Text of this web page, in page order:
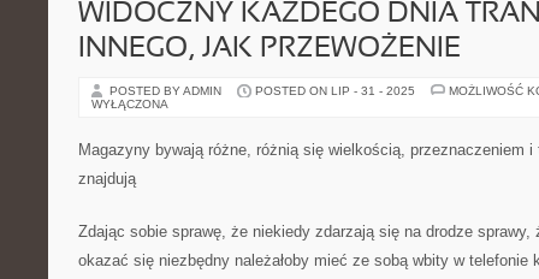
WIDOCZNY KAŻDEGO DNIA
INNEGO, JAK PRZEWOŻENIE
POSTED BY ADMIN POSTED ON LIP - 31 - 2025
MOŻLIWOŚĆ
WYŁĄCZONA
Magazyny bywają różne, różnią się wielkością, przeznaczeniem
znajdują
Zdając sobie sprawę, że niekiedy zdarzają się na drodze sprawy,
okazać się niezbędny należałoby mieć ze sobą wbity w telefonie